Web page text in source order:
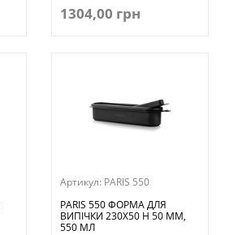
1304,00 грн
Артикул: PARIS 550
PARIS 550 ФОРМА ДЛЯ
ВИПІЧКИ 230X50 H 50 ММ,
550 МЛ